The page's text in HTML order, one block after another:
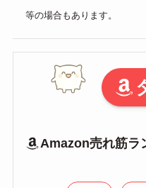
等の場合もあります。
Amazon売れ筋ラ